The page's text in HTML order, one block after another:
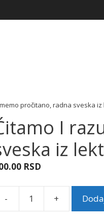
pročitano, radna sveska
I
iz
RSD
- +